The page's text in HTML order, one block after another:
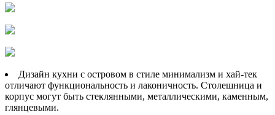
Дизайн кухни с островом в стиле минимализм и хай-тек
отличают функциональность и лаконичность. Столешница и
корпус могут быть стеклянными, металлическими, каменным,
глянцевыми.